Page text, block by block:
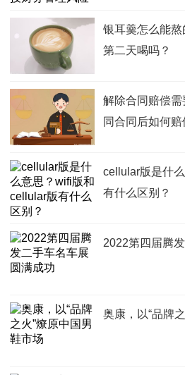
银耳羹怎么能
第二天喝吗？
解除合同赔偿
同合同后如何赔
cellular版是什
有什么区别？
2022第四届腾
奥康，以“品牌